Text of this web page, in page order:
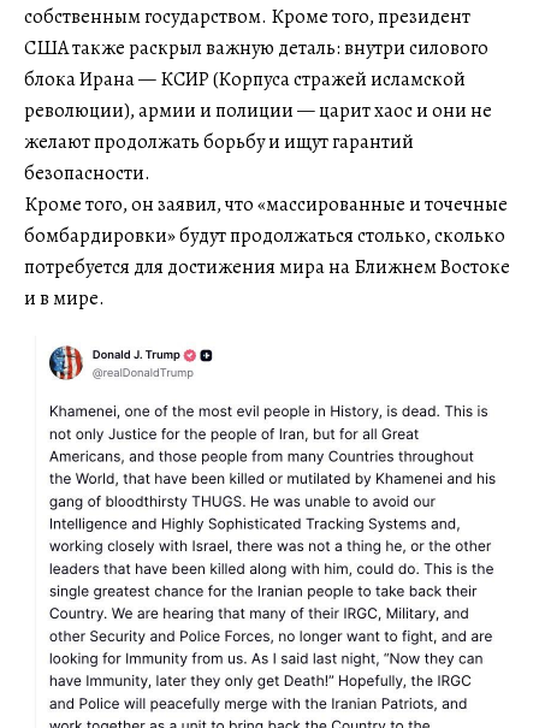
собственным государством. Кроме того, президент
США также раскрыл важную деталь: внутри силового
блока Ирана — КСИР (Корпуса стражей исламской
революции), армии и полиции — царит хаос и они не
желают продолжать борьбу и ищут гарантий
безопасности.
Кроме того, он заявил, что «массированные и точечные
бомбардировки» будут продолжаться столько, сколько
потребуется для достижения мира на Ближнем Востоке
и в мире.